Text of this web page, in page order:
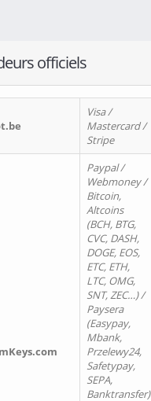
officiels
Visa /
Mastercard /
Stripe
Paypal /
Webmoney /
Bitcoin,
Altcoins
(BCH, BTG,
CVC, DASH,
DOGE, EOS,
ETC, ETH,
LTC, OMG,
SNT, ZEC…) /
Paysera
(Easypay,
Mbank,
Przelewy24,
Safetypay,
SEPA,
Banktransfer)